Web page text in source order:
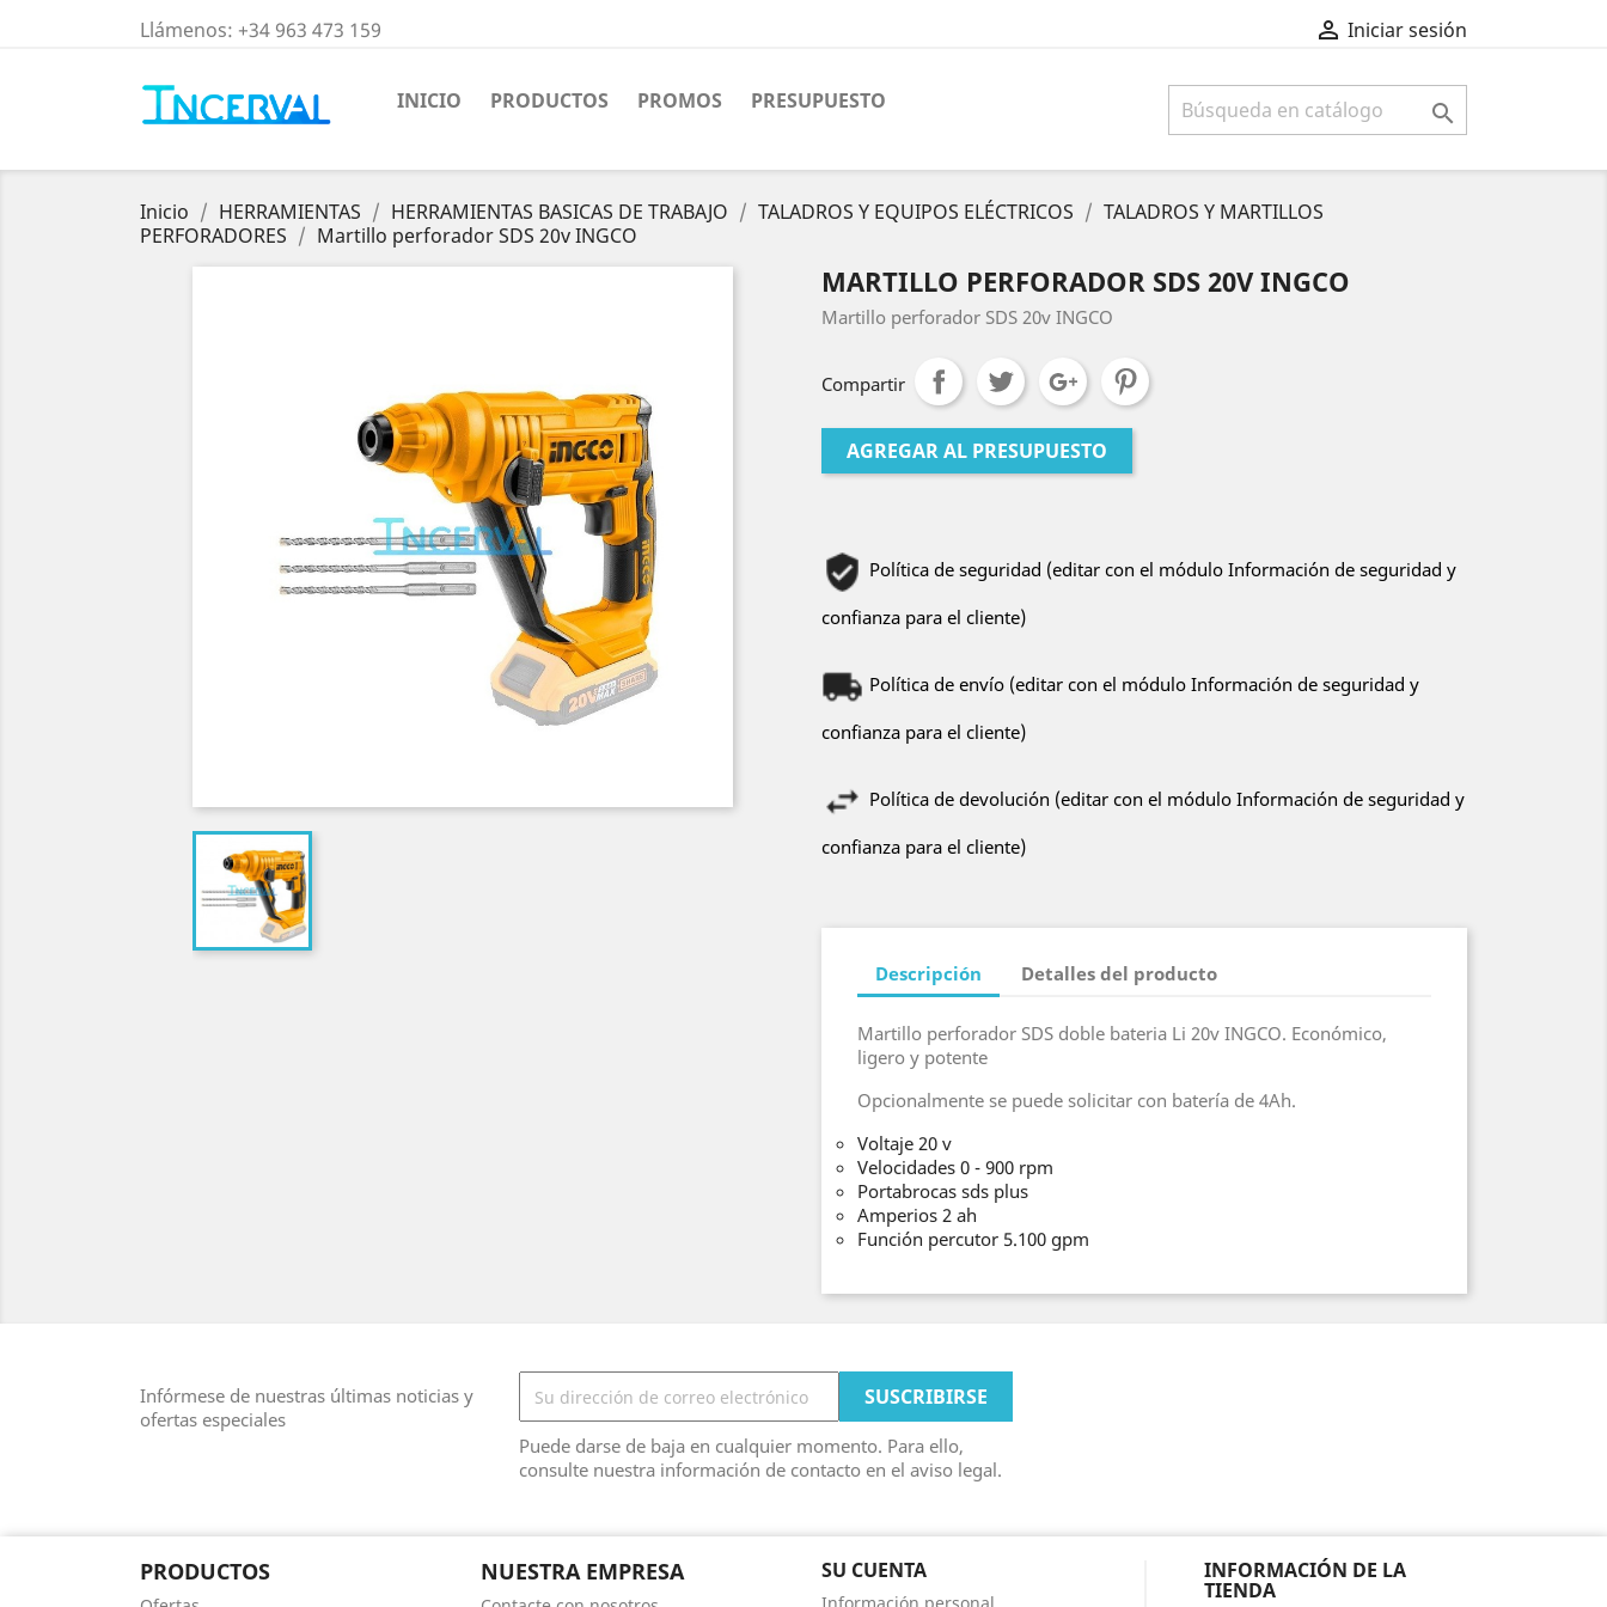
Llámenos: +34 963 473 159  Iniciar sesión
INICIO PRODUCTOS PROMOS PRESUPUESTO 
Inicio HERRAMIENTAS HERRAMIENTAS BASICAS DE TRABAJO TALADROS Y EQUIPOS ELÉCTRICOS
TALADROS Y MARTILLOS
PERFORADORES
Martillo perforador SDS 20v INGCO
MARTILLO PERFORADOR SDS 20V INGCO
Martillo perforador SDS 20v INGCO
Compartir
AGREGAR AL PRESUPUESTO
Política de seguridad (editar con el módulo Información de seguridad y
confianza para el cliente)
Política de envío (editar con el módulo Información de seguridad y
confianza para el cliente)
Política de devolución (editar con el módulo Información de seguridad y
confianza para el cliente)
Descripción Detalles del producto
Martillo perforador SDS doble bateria Li 20v INGCO. Económico,
ligero y potente
Opcionalmente se puede solicitar con batería de 4Ah.
Voltaje 20 v
Velocidades 0 - 900 rpm
Portabrocas sds plus
Amperios 2 ah
Función percutor 5.100 gpm
Infórmese de nuestras últimas noticias y
ofertas especiales
Puede darse de baja en cualquier momento. Para ello,
consulte nuestra información de contacto en el aviso legal.
PRODUCTOS NUESTRA EMPRESA SU CUENTA INFORMACIÓN DE LA
TIENDA